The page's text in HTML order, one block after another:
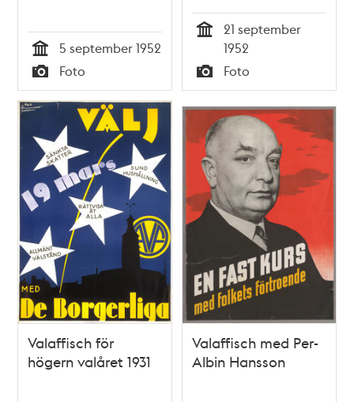
Tid
5 september 1952
Typ
Foto
21 september
1952
Typ
Foto
Valaffisch för
högern valåret 1931
Valaffisch med Per-
Albin Hansson